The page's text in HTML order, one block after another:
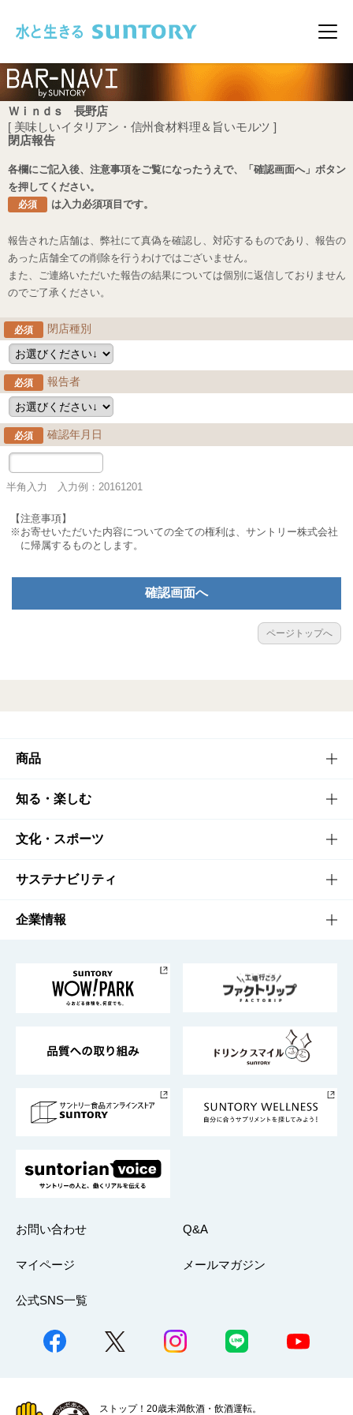
メ
Ｗｉｎｄｓ 長野店
[ 美味しいイタリアン・信州食材料理＆旨いモルツ ]
閉店報告
各欄にご記入後、注意事項をご覧になったうえで、「確認画面へ」ボタン
を押してください。
必須 は入力必須項目です。
報告された店舗は、弊社にて真偽を確認し、対応するものであり、報告の
あった店舗全ての削除を行うわけではございません。
また、ご連絡いただいた報告の結果については個別に返信しておりません
のでご了承ください。
必須 閉店種別
必須 報告者
必須 確認年月日
半角入力 入力例：20161201
【注意事項】
※お寄せいただいた内容についての全ての権利は、サントリー株式会社
に帰属するものとします。
確認画面へ
ページトップへ
商品
商品TOP
商品一覧
商品発売情報
栄養成分一覧
知る・楽しむ
知る・楽しむTOP
キャンペーン
工場見学
地域情報
文化・スポーツ
文化・スポーツTOP
サントリーホール
サントリーサンバーズ大阪
サステナビリティ
サステナビリティTOP
サントリーが考えるサステナビリティ経営
企業情報
企業概要
採用情報
お問い合わせ Q&A
マイページ メールマガジン
公式SNS一覧
ストップ！20歳未満飲酒・飲酒運転。